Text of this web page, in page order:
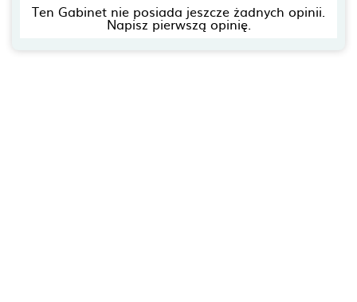
Ten Gabinet nie posiada jeszcze żadnych opinii.
Napisz pierwszą opinię.